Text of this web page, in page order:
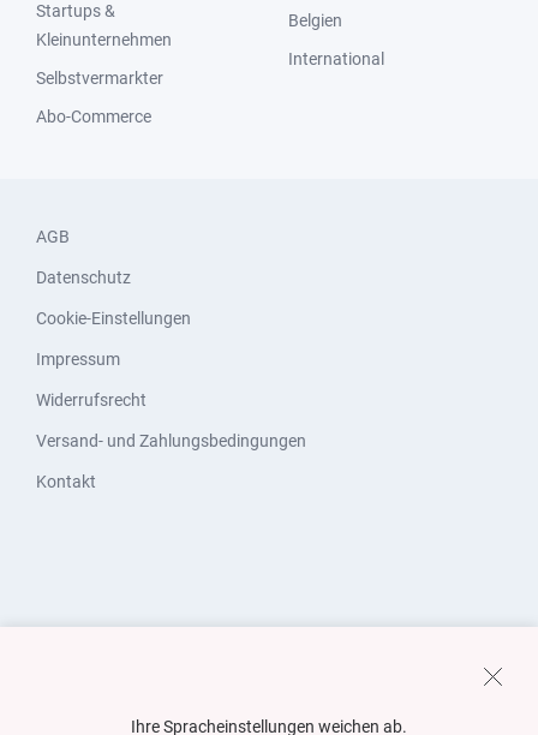
Startups &
Kleinunternehmen
Selbstvermarkter
Abo-Commerce
Belgien
International
AGB
Datenschutz
Cookie-Einstellungen
Impressum
Widerrufsrecht
Versand- und Zahlungsbedingungen
Kontakt
Ihre Spracheinstellungen weichen ab.